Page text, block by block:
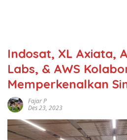
Indosat, XL Axiata,
Labs, & AWS
Memperkenalkan
Fajar P
Des 23, 2023